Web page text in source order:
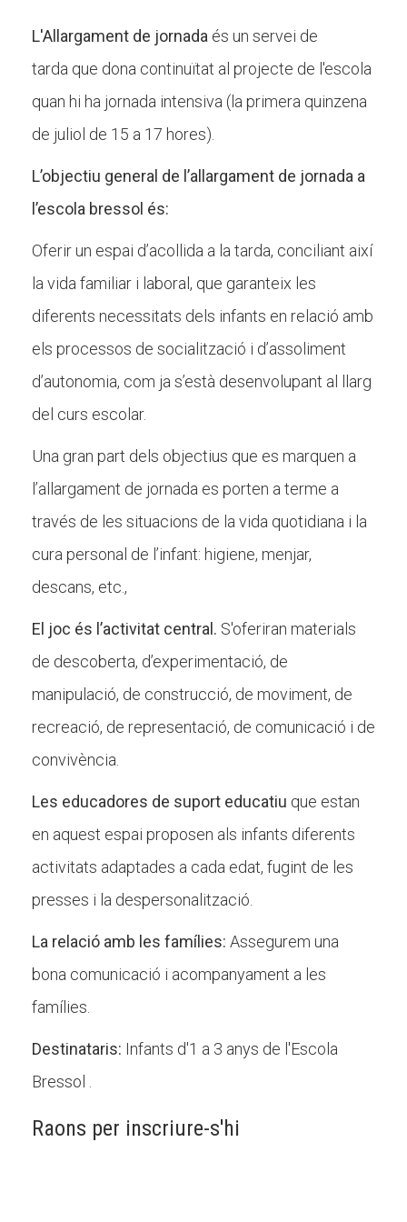
L'Allargament de jornada és un servei de
tarda que dona continuïtat al projecte de l'escola
quan hi ha jornada intensiva (la primera quinzena
de juliol de 15 a 17 hores).
L’objectiu general de l’allargament de jornada a
l’escola bressol és:
Oferir un espai d’acollida a la tarda, conciliant així
la vida familiar i laboral, que garanteix les
diferents necessitats dels infants en relació amb
els processos de socialització i d’assoliment
d’autonomia, com ja s’està desenvolupant al llarg
del curs escolar.
Una gran part dels objectius que es marquen a
l’allargament de jornada es porten a terme a
través de les situacions de la vida quotidiana i la
cura personal de l’infant: higiene, menjar,
descans, etc.,
El joc és l’activitat central. S'oferiran materials
de descoberta, d’experimentació, de
manipulació, de construcció, de moviment, de
recreació, de representació, de comunicació i de
convivència.
Les educadores de suport educatiu que estan
en aquest espai proposen als infants diferents
activitats adaptades a cada edat, fugint de les
presses i la despersonalització.
La relació amb les famílies: Assegurem una
bona comunicació i acompanyament a les
famílies.
Destinataris: Infants d'1 a 3 anys de l'Escola
Bressol .
Raons per inscriure-s'hi
CONEIX FUNDESPLAI
La Fundació
L'equip
Missió i valors
Els comptes clars
Memòria d'activitats
Proposta educativa
ACTUALITAT
Notícies
Butlletins
Diari de la Fundació
Fundesplai als mitjans
Xarxes socials
Fes voluntariat
Fes un donatiu
Treballa amb nosaltres